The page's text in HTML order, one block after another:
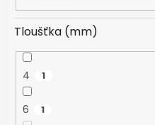
Tloušťka (mm)
4 1
6 1